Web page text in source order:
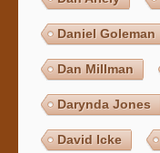
Daniel Goleman
Dan Millman
Darynda Jones
David Icke